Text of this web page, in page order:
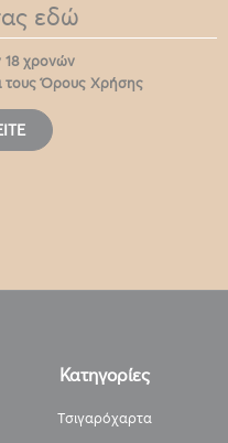
18 χρονών
τουςΌρους Χρήσης
Κατηγορίες
Τσιγαρόχαρτα